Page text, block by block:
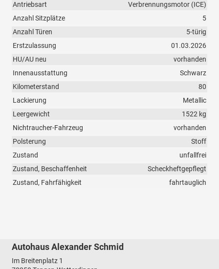
Antriebsart
Verbrennungsmotor (ICE)
Anzahl Sitzplätze
5
Anzahl Türen
5-türig
Erstzulassung
01.03.2026
HU/AU neu
vorhanden
Innenausstattung
Schwarz
Kilometerstand
80
Lackierung
Metallic
Leergewicht
1522 kg
Nichtraucher-Fahrzeug
vorhanden
Polsterung
Stoff
Zustand
unfallfrei
Zustand, Beschaffenheit
Scheckheftgepflegt
Zustand, Fahrfähigkeit
fahrtauglich
Autohaus Alexander Schmid
Im Breitenplatz 1